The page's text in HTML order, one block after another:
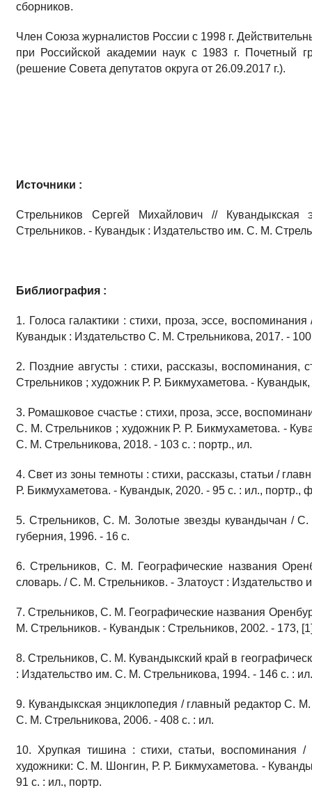
сборников.
Член Союза журналистов России с 1998 г.
при Российской академии наук с 1983 г. Почетный
(решение Совета депутатов округа от 26.09.2017 г.).
Источники :
Стрельников Сергей Михайлович //
Стрельников. - Кувандык : Издательство им. С. М.
Библиография :
1. Голоса галактики : стихи, проза, эссе,
Кувандык : Издательство С. М. Стрельникова, 2017. -
2. Поздние августы : стихи, рассказы, воспоминания,
Стрельников ; художник Р. Р. Бикмухаметова. -
3. Ромашковое счастье : стихи, проза, эссе,
С. М. Стрельников ; художник Р. Р. Бикмухаметова. -
С. М. Стрельникова, 2018. - 103 с. : портр., ил.
4. Свет из зоны темноты : стихи, рассказы, статьи /
Р. Бикмухаметова. - Кувандык, 2020. - 95 с. : ил., портр.,
5. Стрельников, С. М. Золотые звезды кувандычан /
губерния, 1996. - 16 с.
6. Стрельников, С. М. Географические названия
словарь. / С. М. Стрельников. - Златоуст :
7. Стрельников, С. М. Географические названия
М. Стрельников. - Кувандык : Стрельников, 2002. - 173,
8. Стрельников, С. М. Кувандыкский край в
: Издательство им. С. М. Стрельникова, 1994. - 146 с. : ил.
9. Кувандыкская энциклопедия / главный редактор С.
С. М. Стрельникова, 2006. - 408 с. : ил.
10. Хрупкая тишина : стихи, статьи, воспоминания /
художники: С. М. Шонгин, Р. Р. Бикмухаметова. -
91 с. : ил., портр.